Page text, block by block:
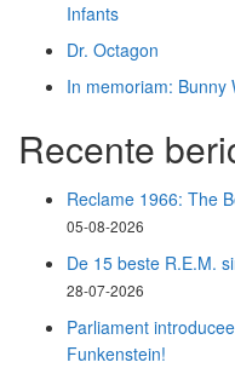
Infants
Dr. Octagon
In memoriam: Bunny
Recente
Reclame 1966: The
05-08-2026
De 15 beste R.E.M.
28-07-2026
Parliament
Funkenstein!